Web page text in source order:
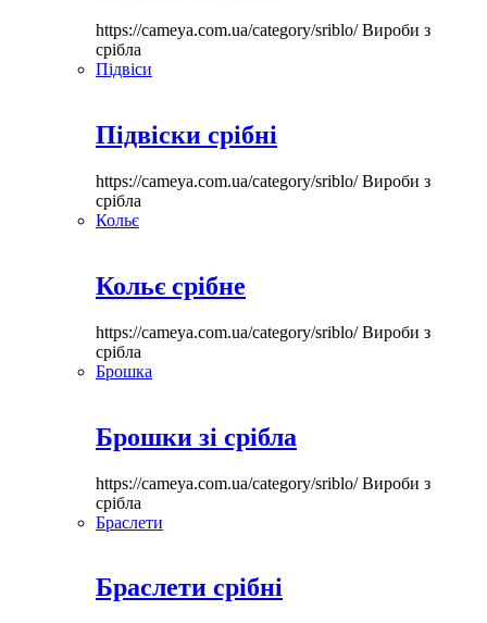
https://cameya.com.ua/category/sriblo/Вироби з
срібла
Підвіси
Підвіски срібні
https://cameya.com.ua/category/sriblo/Вироби з
срібла
Кольє
Кольє срібне
https://cameya.com.ua/category/sriblo/Вироби з
срібла
Брошка
Брошки зі срібла
https://cameya.com.ua/category/sriblo/Вироби з
срібла
Браслети
Браслети срібні